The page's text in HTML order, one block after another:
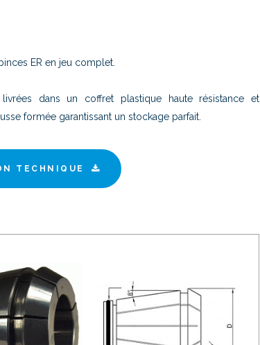
ER en jeu complet.
dans un coffret plastique haute résistance et
formée garantissant un stockage parfait.
TECHNIQUE